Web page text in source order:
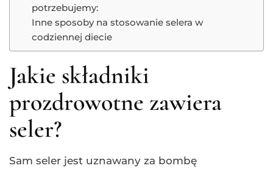
potrzebujemy:
Inne sposoby na stosowanie selera w
codziennej diecie
Jakie składniki
prozdrowotne zawiera
seler?
Sam seler jest uznawany za bombę